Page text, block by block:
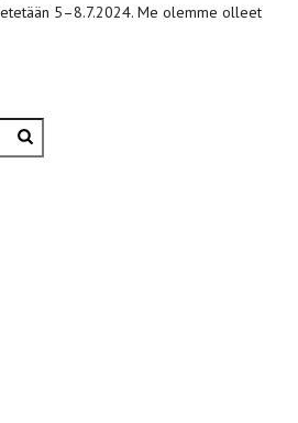
5–8.7.2024. Me olemme olleet